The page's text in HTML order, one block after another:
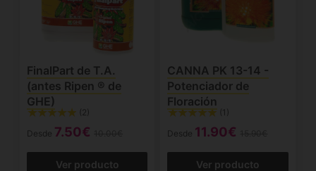
FinalPart de T.A.
(antes Ripen ® de
GHE)
(2)
Desde 7.50€
Ver producto
CANNA PK 13-14 -
Potenciador de
Floración
(1)
Desde 11.90€
Ver producto